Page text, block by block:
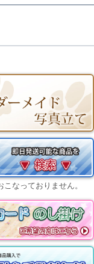
なっておりません。